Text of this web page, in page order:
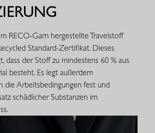
RECO-Garn hergestellte Travelstoff
Standard-Zertifikat. Dieses
dass der Stoff zu mindestens 60 % aus
besteht. Es legt außerdem
die Arbeitsbedingungen fest und
schädlicher Substanzen im